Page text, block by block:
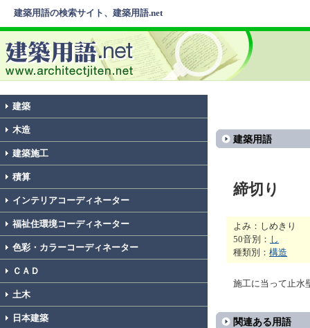
建築用語の検索サイト、建築用語.net
建築
木造
建築施工
積算
インテリアコーディネーター
福祉住環境コーディネーター
色彩・カラーコーディネーター
ＣＡＤ
土木
日本建築
建築用語
締切り
よみ：しめきり
50音別： し
種類別： 構造
施工に当って止水
関連ある用語